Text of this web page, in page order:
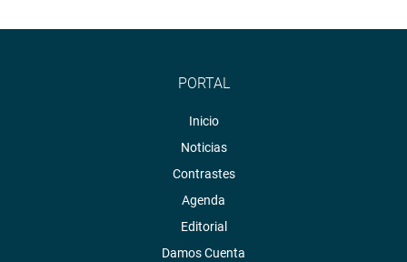
PORTAL
Inicio
Noticias
Contrastes
Agenda
Editorial
Damos Cuenta